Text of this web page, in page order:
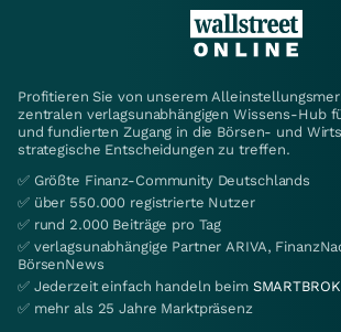
Profitieren Sie von unserem
zentralen verlagsunabhängigen Wissens-Hub
und fundierten Zugang in die Börsen- und
strategische Entscheidungen zu treffen.
✅ Größte Finanz-Community Deutschlands
✅ über 550.000 registrierte Nutzer
✅ rund 2.000 Beiträge pro Tag
✅ verlagsunabhängige Partner ARIVA,
BörsenNews
✅ Jederzeit einfach handeln beim
✅ mehr als 25 Jahre Marktpräsenz